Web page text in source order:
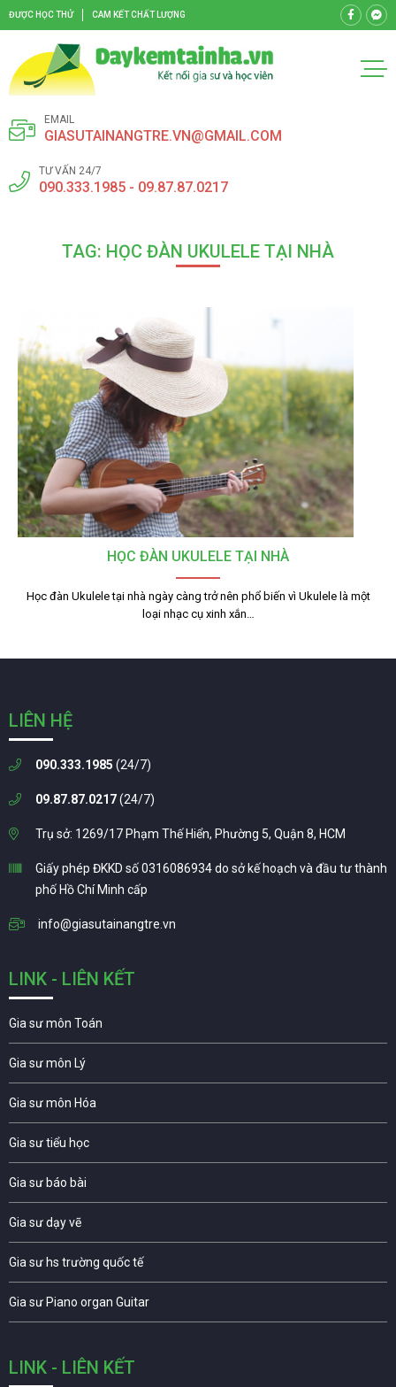
ĐƯỢC HỌC THỬ CAM KẾT CHẤT LƯỢNG
EMAIL
GIASUTAINANGTRE.VN@GMAIL.COM
TƯ VẤN 24/7
090.333.1985 - 09.87.87.0217
TAG: HỌC ĐÀN UKULELE TẠI NHÀ
HỌC ĐÀN UKULELE TẠI NHÀ
Học đàn Ukulele tại nhà ngày càng trở nên phổ biến vì Ukulele là một
loại nhạc cụ xinh xắn…
LIÊN HỆ
090.333.1985 (24/7)
09.87.87.0217(24/7)
Trụ sở: 1269/17 Phạm Thế Hiển, Phường 5, Quận 8, HCM
Giấy phép ĐKKD số 0316086934 do sở kế hoạch và đầu tư thành
phố Hồ Chí Minh cấp
info@giasutainangtre.vn
LINK - LIÊN KẾT
Gia sư môn Toán
Gia sư môn Lý
Gia sư môn Hóa
Gia sư tiểu học
Gia sư báo bài
Gia sư dạy vẽ
Gia sư hs trường quốc tế
Gia sư Piano organ Guitar
LINK - LIÊN KẾT